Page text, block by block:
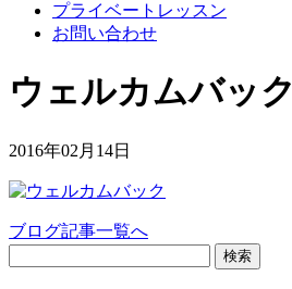
プライベートレッスン
お問い合わせ
ウェルカムバック
2016年02月14日
ブログ記事一覧へ
検索